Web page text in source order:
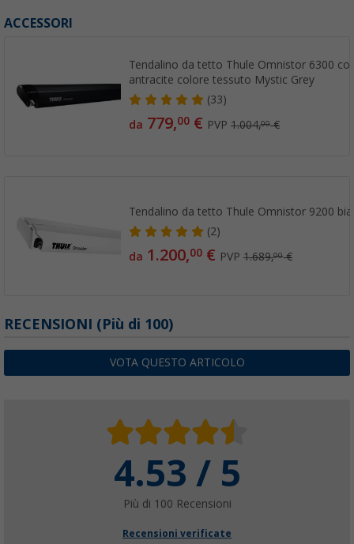
ACCESSORI
Tendalino da tetto Thule Omnistor 6300
antracite colore tessuto Mystic Grey
(33)
da 779,00 € PVP1.004,00€
Tendalino da tetto Thule Omnistor 9200
(2)
da 1.200,00 € PVP1.689,00€
RECENSIONI (Più di 100)
VOTA QUESTO ARTICOLO
4.53 / 5
Più di 100 Recensioni
Recensioni verificate